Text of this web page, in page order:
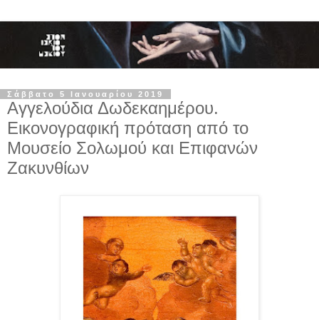
Σάββατο 5 Ιανουαρίου 2019
Αγγελούδια Δωδεκαημέρου.
Εικονογραφική πρόταση από το
Μουσείο Σολωμού και Επιφανών
Ζακυνθίων